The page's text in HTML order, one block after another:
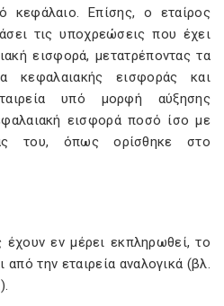
κεφάλαιο. Επίσης, ο εταίρος
τις υποχρεώσεις που έχει
εισφορά, μετατρέποντας τα
κεφαλαιακής εισφοράς και
υπό μορφή αύξησης
εισφορά ποσό ίσο με
του, όπως ορίσθηκε στο
εν μέρει εκπληρωθεί, το
την εταιρεία αναλογικά (βλ.